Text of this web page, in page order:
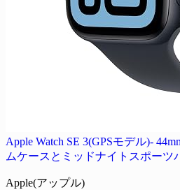
Apple Watch SE 3(GPSモデル)-
ムケースとミッドナイトスポーツ
Apple(アップル)